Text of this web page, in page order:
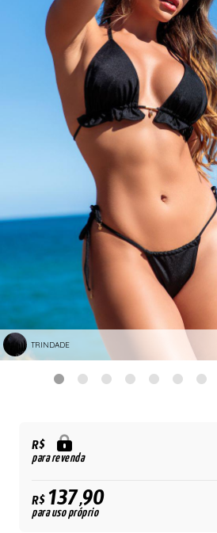
TRINDADE
R$
para revenda
R$137,90
para uso próprio